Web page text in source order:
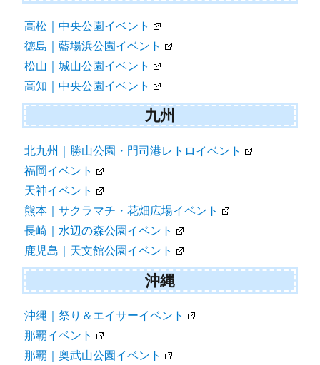
高松｜中央公園イベント
徳島｜藍場浜公園イベント
松山｜城山公園イベント
高知｜中央公園イベント
九州
北九州｜勝山公園・門司港レトロイベント
福岡イベント
天神イベント
熊本｜サクラマチ・花畑広場イベント
長崎｜水辺の森公園イベント
鹿児島｜天文館公園イベント
沖縄
沖縄｜祭り＆エイサーイベント
那覇イベント
那覇｜奥武山公園イベント